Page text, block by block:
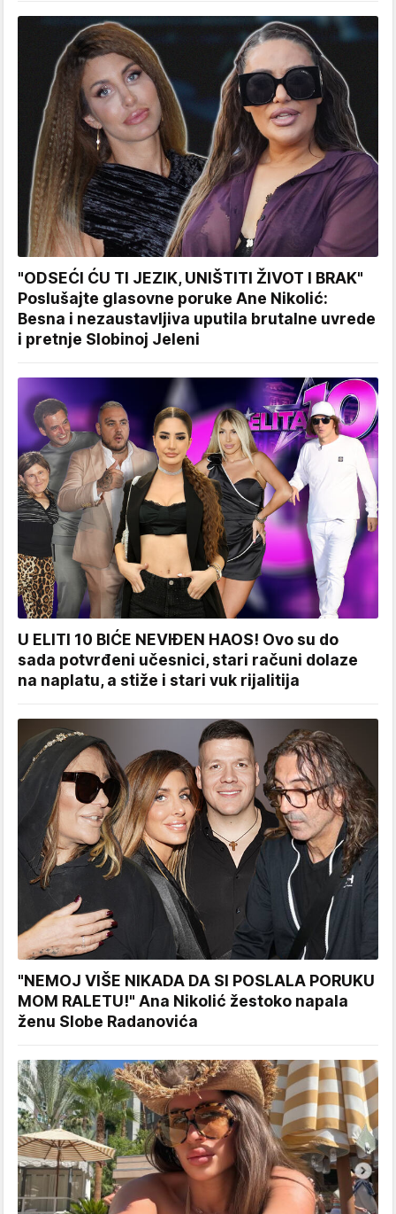
"ODSEĆI ĆU TI JEZIK, UNIŠTITI ŽIVOT I BRAK"
Poslušajte glasovne poruke Ane Nikolić:
Besna i nezaustavljiva uputila brutalne uvrede
i pretnje Slobinoj Jeleni
U ELITI 10 BIĆE NEVIĐEN HAOS! Ovo su do
sada potvrđeni učesnici, stari računi dolaze
na naplatu, a stiže i stari vuk rijalitija
"NEMOJ VIŠE NIKADA DA SI POSLALA PORUKU
MOM RALETU!" Ana Nikolić žestoko napala
ženu Slobe Radanovića